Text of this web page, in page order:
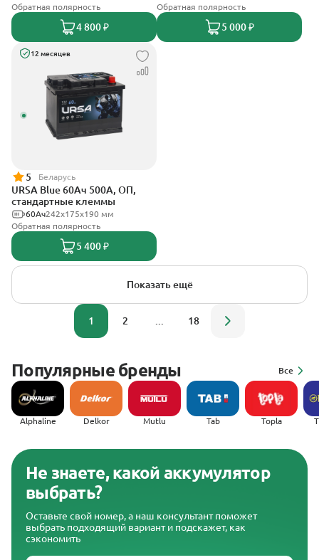
Обратная полярность
4 800 ₽
Обратная полярность
5 000 ₽
12 месяцев
5 Беларусь
URSA Blue 60Ач 500А, ОП,
стандартные клеммы
242х175х190 мм
60Ач
Обратная полярность
5 400 ₽
Показать ещё
1 2 18
Популярные бренды Все
Alphaline Delkor Mutlu Tab Topla
Не знаете, какой аккумулятор
выбрать?
Оставьте свой номер, а наш консультант поможет
выбрать подходящий вариант и подскажет, как
сэкономить